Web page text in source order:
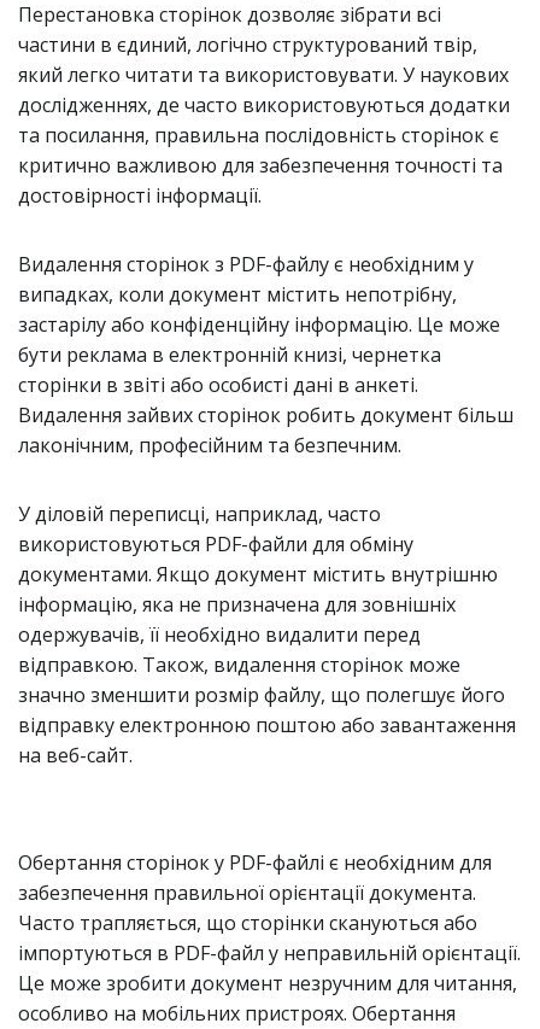
Перестановка сторінок дозволяє зібрати всі
частини в єдиний, логічно структурований твір,
який легко читати та використовувати. У наукових
дослідженнях, де часто використовуються додатки
та посилання, правильна послідовність сторінок є
критично важливою для забезпечення точності та
достовірності інформації.
Видалення сторінок з PDF-файлу є необхідним у
випадках, коли документ містить непотрібну,
застарілу або конфіденційну інформацію. Це може
бути реклама в електронній книзі, чернетка
сторінки в звіті або особисті дані в анкеті.
Видалення зайвих сторінок робить документ більш
лаконічним, професійним та безпечним.
У діловій переписці, наприклад, часто
використовуються PDF-файли для обміну
документами. Якщо документ містить внутрішню
інформацію, яка не призначена для зовнішніх
одержувачів, її необхідно видалити перед
відправкою. Також, видалення сторінок може
значно зменшити розмір файлу, що полегшує його
відправку електронною поштою або завантаження
на веб-сайт.
Обертання сторінок у PDF-файлі є необхідним для
забезпечення правильної орієнтації документа.
Часто трапляється, що сторінки скануються або
імпортуються в PDF-файл у неправильній орієнтації.
Це може зробити документ незручним для читання,
особливо на мобільних пристроях. Обертання